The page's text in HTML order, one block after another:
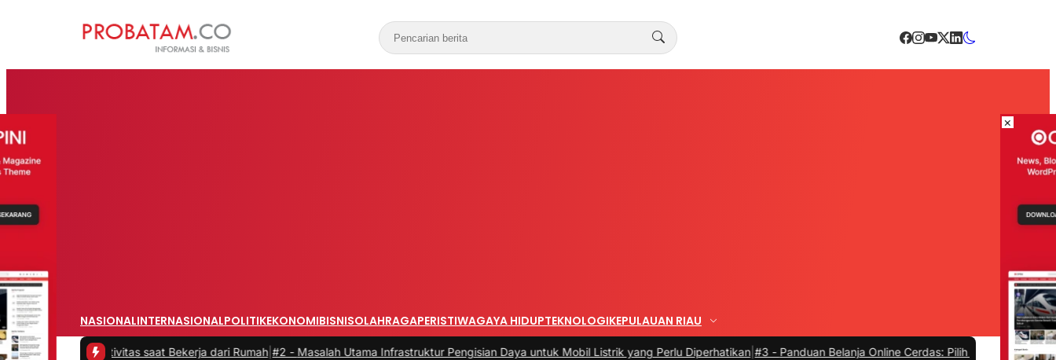
NASIONALINTERNASIONALPOLITIKEKONOMIBISNISOLAHRAGAPERISTIWAGAYA HIDUPTEKNOLOGIKEPULAUAN RIAU
Produktivitas saat Bekerja dari Rumah| #2 -Masalah Utama Infrastruktur Pengisian Daya untuk Mobil Listrik yang Perlu Diperhatikan|#3 -Panduan Belanja Online Cerdas: Pilih Produk dengan Bijak dan
×